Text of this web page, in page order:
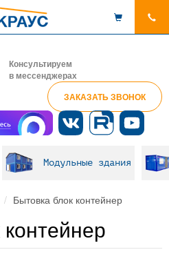
Консультируем
в мессенджерах
ЗАКАЗАТЬ ЗВОНОК
Модульные здания
Бытовка блок контейнер